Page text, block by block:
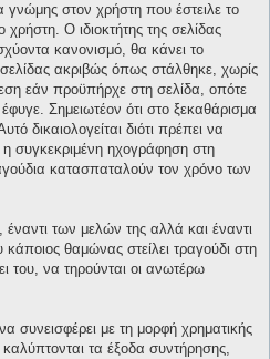
γνώμης στον χρήστη που έστειλε το
Ο ιδιοκτήτης της σελίδας
κανονισμό, θα κάνει το
ακριβώς όπως στάλθηκε, χωρίς
εάν προϋπήρχε στη σελίδα, οπότε
Σημειωτέον ότι στο ξεκαθάρισμα
δικαιολογείται διότι πρέπει να
η συγκεκριμένη ηχογράφηση στη
κατασπαταλούν τον χρόνο των
των μελών της αλλά και έναντι
θαμώνας στείλει τραγούδι στη
του, να τηρούνται οι ανωτέρω
συνεισφέρει με τη μορφή χρηματικής
τα έξοδα συντήρησης,